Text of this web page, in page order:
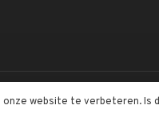
onze website te verbeteren. Is